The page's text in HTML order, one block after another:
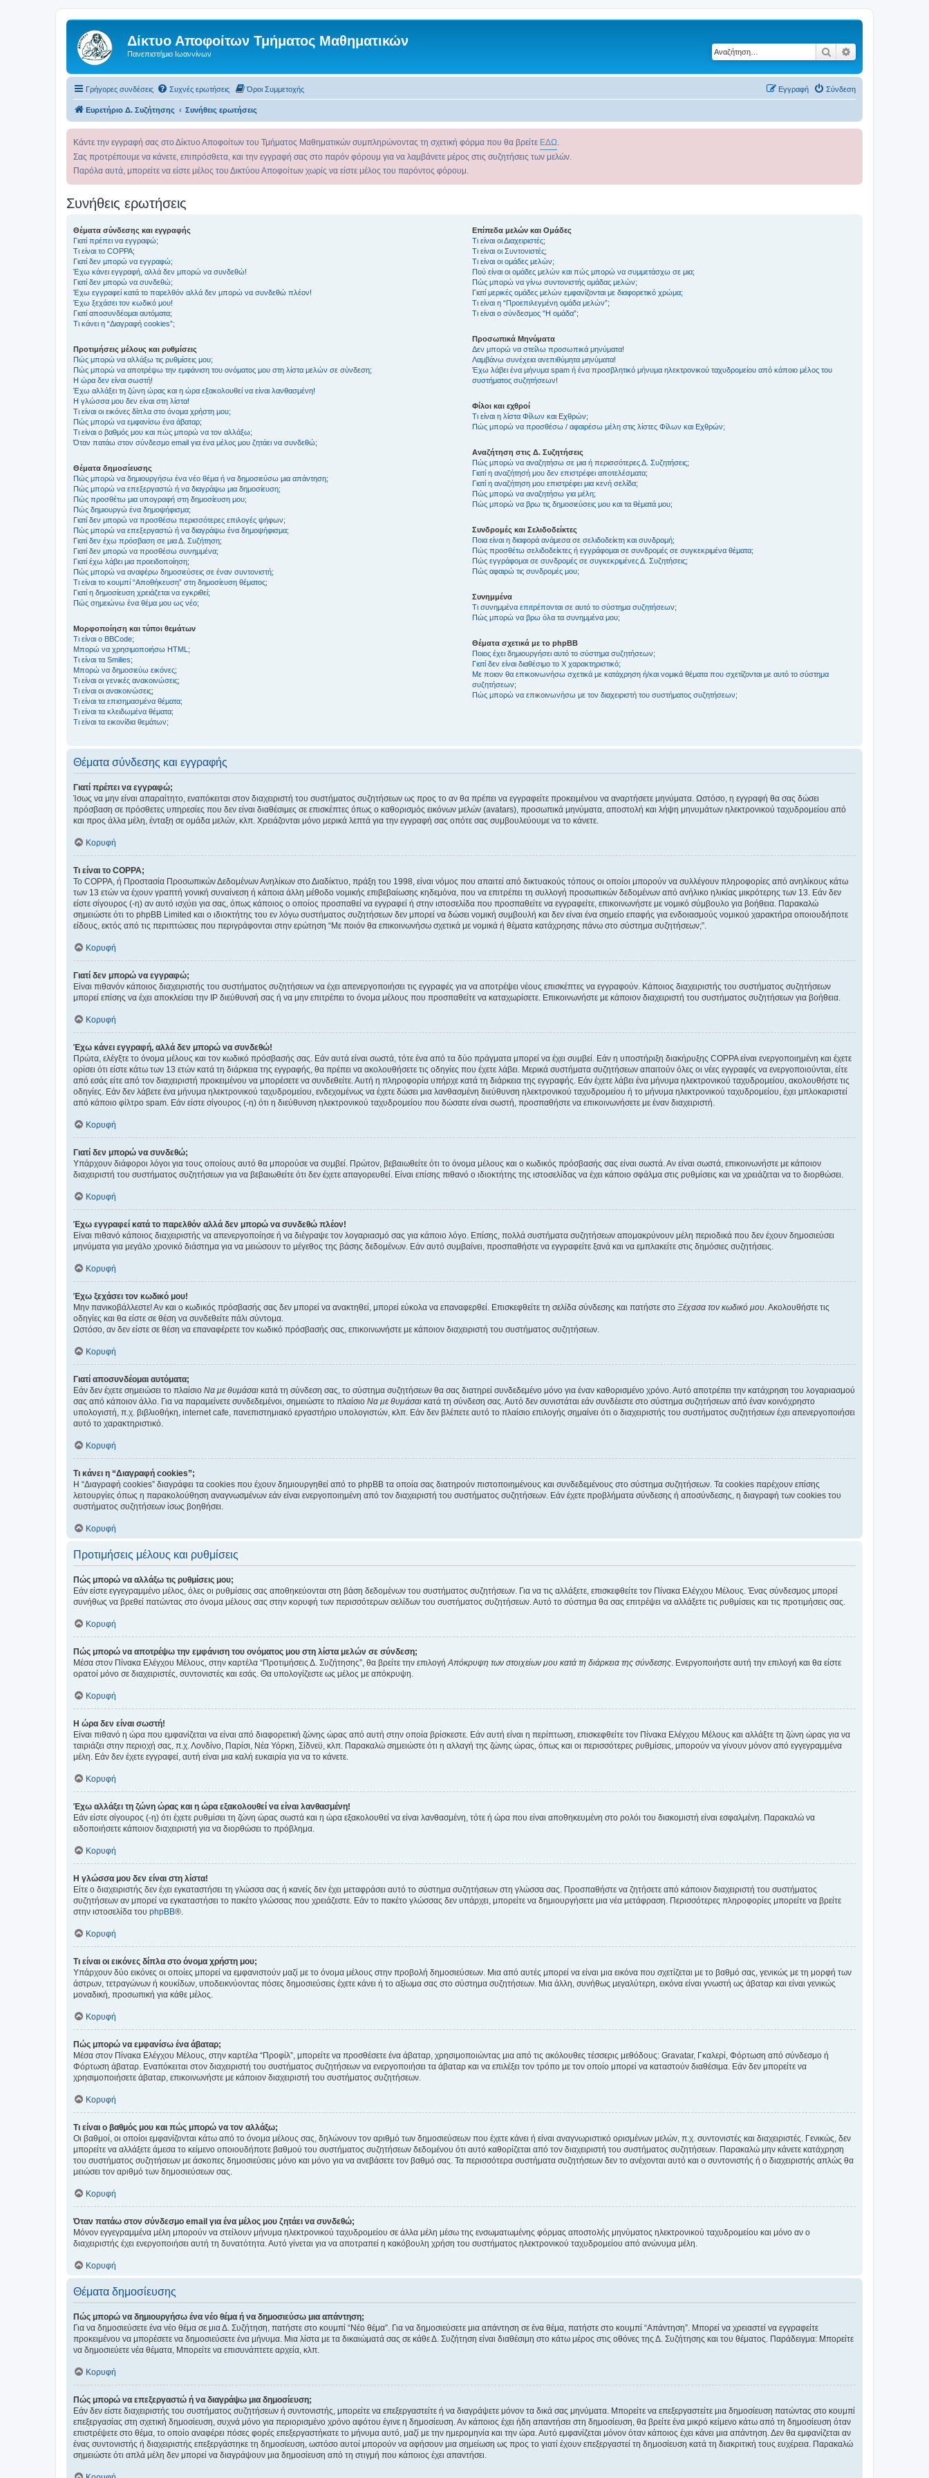
Δίκτυο Αποφοίτων Τμήματος Μαθηματικών
Πανεπιστήμιο Ιωαννίνων Αναζήτηση
Γρήγορες συνδέσεις Συχνές ερωτήσεις Όροι Συμμετοχής Σύνδεση
Εγγραφή
Ευρετήριο Δ. Συζήτησης Συνήθεις ερωτήσεις
Κάντε την εγγραφή σας στο Δίκτυο Αποφοίτων του Τμήματος Μαθηματικών συμπληρώνοντας τη σχετική φόρμα που θα βρείτε ΕΔΩ
Σας προτρέπουμε να κάνετε, επιπρόσθετα, και την εγγραφή σας στο παρόν φόρουμ για να λαμβάνετε μέρος στις συζητήσεις των μελών.
Παρόλα αυτά, μπορείτε να είστε μέλος του Δικτύου Αποφοίτων χωρίς να είστε μέλος του παρόντος φόρουμ.
Συνήθεις ερωτήσεις
Θέματα σύνδεσης και εγγραφής
Γιατί πρέπει να εγγραφώ;
Τι είναι το COPPA;
Γιατί δεν μπορώ να εγγραφώ;
Έχω κάνει εγγραφή, αλλά δεν μπορώ να συνδεθώ!
Γιατί δεν μπορώ να συνδεθώ;
Έχω εγγραφεί κατά το παρελθόν αλλά δεν μπορώ να συνδεθώ πλέον!
Έχω ξεχάσει τον κωδικό μου!
Γιατί αποσυνδέομαι αυτόματα;
Τι κάνει η “Διαγραφή cookies”;
Προτιμήσεις μέλους και ρυθμίσεις
Πώς μπορώ να αλλάξω τις ρυθμίσεις μου;
Πώς μπορώ να αποτρέψω την εμφάνιση του ονόματος μου στη λίστα μελών σε σύνδεση;
Η ώρα δεν είναι σωστή!
Έχω αλλάξει τη ζώνη ώρας και η ώρα εξακολουθεί να είναι λανθασμένη!
Η γλώσσα μου δεν είναι στη λίστα!
Τι είναι οι εικόνες δίπλα στο όνομα χρήστη μου;
Πώς μπορώ να εμφανίσω ένα άβαταρ;
Τι είναι ο βαθμός μου και πώς μπορώ να τον αλλάξω;
Όταν πατάω στον σύνδεσμο email για ένα μέλος μου ζητάει να συνδεθώ;
Θέματα δημοσίευσης
Πώς μπορώ να δημιουργήσω ένα νέο θέμα ή να δημοσιεύσω μια απάντηση;
Πώς μπορώ να επεξεργαστώ ή να διαγράψω μια δημοσίευση;
Πώς προσθέτω μια υπογραφή στη δημοσίευση μου;
Πώς δημιουργώ ένα δημοψήφισμα;
Γιατί δεν μπορώ να προσθέσω περισσότερες επιλογές ψήφων;
Πώς μπορώ να επεξεργαστώ ή να διαγράψω ένα δημοψήφισμα;
Γιατί δεν έχω πρόσβαση σε μια Δ. Συζήτηση;
Γιατί δεν μπορώ να προσθέσω συνημμένα;
Γιατί έχω λάβει μια προειδοποίηση;
Πώς μπορώ να αναφέρω δημοσιεύσεις σε έναν συντονιστή;
Τι είναι το κουμπί “Αποθήκευση” στη δημοσίευση θέματος;
Γιατί η δημοσίευση χρειάζεται να εγκριθεί;
Πώς σημειώνω ένα θέμα μου ως νέο;
Μορφοποίηση και τύποι θεμάτων
Τι είναι ο BBCode;
Μπορώ να χρησιμοποιήσω HTML;
Τι είναι τα Smilies;
Μπορώ να δημοσιεύω εικόνες;
Τι είναι οι γενικές ανακοινώσεις;
Τι είναι οι ανακοινώσεις;
Τι είναι τα επισημασμένα θέματα;
Τι είναι τα κλειδωμένα θέματα;
Τι είναι τα εικονίδια θεμάτων;
Επίπεδα μελών και Ομάδες
Τι είναι οι Διαχειριστές;
Τι είναι οι Συντονιστές;
Τι είναι οι ομάδες μελών;
Πού είναι οι ομάδες μελών και πώς μπορώ να συμμετάσχω σε μια;
Πώς μπορώ να γίνω συντονιστής ομάδας μελών;
Γιατί μερικές ομάδες μελών εμφανίζονται με διαφορετικό χρώμα;
Τι είναι η “Προεπιλεγμένη ομάδα μελών”;
Τι είναι ο σύνδεσμος "Η ομάδα”;
Προσωπικά Μηνύματα
Δεν μπορώ να στείλω προσωπικά μηνύματα!
Λαμβάνω συνέχεια ανεπιθύμητα μηνύματα!
Έχω λάβει ένα μήνυμα spam ή ένα προσβλητικό μήνυμα ηλεκτρονικού ταχυδρομείου από κάποιο μέλος του
συστήματος συζητήσεων!
Φίλοι και εχθροί
Τι είναι η λίστα Φίλων και Εχθρών;
Πώς μπορώ να προσθέσω / αφαιρέσω μέλη στις λίστες Φίλων και Εχθρών;
Αναζήτηση στις Δ. Συζητήσεις
Πώς μπορώ να αναζητήσω σε μια ή περισσότερες Δ. Συζητήσεις;
Γιατί η αναζήτησή μου δεν επιστρέφει αποτελέσματα;
Γιατί η αναζήτηση μου επιστρέφει μια κενή σελίδα;
Πώς μπορώ να αναζητήσω για μέλη;
Πώς μπορώ να βρω τις δημοσιεύσεις μου και τα θέματά μου;
Συνδρομές και Σελιδοδείκτες
Ποια είναι η διαφορά ανάμεσα σε σελιδοδείκτη και συνδρομή;
Πώς προσθέτω σελιδοδείκτες ή εγγράφομαι σε συνδρομές σε συγκεκριμένα θέματα;
Πώς εγγράφομαι σε συνδρομές σε συγκεκριμένες Δ. Συζητήσεις;
Πώς αφαιρώ τις συνδρομές μου;
Συνημμένα
Τι συνημμένα επιτρέπονται σε αυτό το σύστημα συζητήσεων;
Πώς μπορώ να βρω όλα τα συνημμένα μου;
Θέματα σχετικά με το phpBB
Ποιος έχει δημιουργήσει αυτό το σύστημα συζητήσεων;
Γιατί δεν είναι διαθέσιμο το Χ χαρακτηριστικό;
Με ποιον θα επικοινωνήσω σχετικά με κατάχρηση ή/και νομικά θέματα που σχετίζονται με αυτό το σύστημα
συζητήσεων;
Πώς μπορώ να επικοινωνήσω με τον διαχειριστή του συστήματος συζητήσεων;
Θέματα σύνδεσης και εγγραφής
Γιατί πρέπει να εγγραφώ;
Ίσως να μην είναι απαραίτητο, εναπόκειται στον διαχειριστή του συστήματος συζητήσεων ως προς το αν θα πρέπει να εγγραφείτε προκειμένου να αναρτήσετε μηνύματα. Ωστόσο, η εγγραφή θα σας δώσει
πρόσβαση σε πρόσθετες υπηρεσίες που δεν είναι διαθέσιμες σε επισκέπτες όπως ο καθορισμός εικόνων μελών (avatars), προσωπικά μηνύματα, αποστολή και λήψη μηνυμάτων ηλεκτρονικού ταχυδρομείου από
και προς άλλα μέλη, ένταξη σε ομάδα μελών, κλπ. Χρειάζονται μόνο μερικά λεπτά για την εγγραφή σας οπότε σας συμβουλεύουμε να το κάνετε.
Κορυφή
Τι είναι το COPPA;
Το COPPA, ή Προστασία Προσωπικών Δεδομένων Ανηλίκων στο Διαδίκτυο, πράξη του 1998, είναι νόμος που απαιτεί από δικτυακούς τόπους οι οποίοι μπορούν να συλλέγουν πληροφορίες από ανηλίκους κάτω
των 13 ετών να έχουν γραπτή γονική συναίνεση ή κάποια άλλη μέθοδο νομικής επιβεβαίωσης κηδεμόνα, που να επιτρέπει τη συλλογή προσωπικών δεδομένων από ανήλικο ηλικίας μικρότερης των 13. Εάν δεν
είστε σίγουρος (-η) αν αυτό ισχύει για σας, όπως κάποιος ο οποίος προσπαθεί να εγγραφεί ή στην ιστοσελίδα που προσπαθείτε να εγγραφείτε, επικοινωνήστε με νομικό σύμβουλο για βοήθεια. Παρακαλώ
σημειώστε ότι το phpBB Limited και ο ιδιοκτήτης του εν λόγω συστήματος συζητήσεων δεν μπορεί να δώσει νομική συμβουλή και δεν είναι ένα σημείο επαφής για ενδοιασμούς νομικού χαρακτήρα οποιουδήποτε
είδους, εκτός από τις περιπτώσεις που περιγράφονται στην ερώτηση “Με ποιόν θα επικοινωνήσω σχετικά με νομικά ή θέματα κατάχρησης πάνω στο σύστημα συζητήσεων;”.
Κορυφή
Γιατί δεν μπορώ να εγγραφώ;
Είναι πιθανόν κάποιος διαχειριστής του συστήματος συζητήσεων να έχει απενεργοποιήσει τις εγγραφές για να αποτρέψει νέους επισκέπτες να εγγραφούν. Κάποιος διαχειριστής του συστήματος συζητήσεων
μπορεί επίσης να έχει αποκλείσει την IP διεύθυνσή σας ή να μην επιτρέπει το όνομα μέλους που προσπαθείτε να καταχωρίσετε. Επικοινωνήστε με κάποιον διαχειριστή του συστήματος συζητήσεων για βοήθεια.
Κορυφή
Έχω κάνει εγγραφή, αλλά δεν μπορώ να συνδεθώ!
Πρώτα, ελέγξτε το όνομα μέλους και τον κωδικό πρόσβασής σας. Εάν αυτά είναι σωστά, τότε ένα από τα δύο πράγματα μπορεί να έχει συμβεί. Εάν η υποστήριξη διακήρυξης COPPA είναι ενεργοποιημένη και έχετε
ορίσει ότι είστε κάτω των 13 ετών κατά τη διάρκεια της εγγραφής, θα πρέπει να ακολουθήσετε τις οδηγίες που έχετε λάβει. Μερικά συστήματα συζητήσεων απαιτούν όλες οι νέες εγγραφές να ενεργοποιούνται, είτε
από εσάς είτε από τον διαχειριστή προκειμένου να μπορέσετε να συνδεθείτε. Αυτή η πληροφορία υπήρχε κατά τη διάρκεια της εγγραφής. Εάν έχετε λάβει ένα μήνυμα ηλεκτρονικού ταχυδρομείου, ακολουθήστε τις
οδηγίες. Εάν δεν λάβετε ένα μήνυμα ηλεκτρονικού ταχυδρομείου, ενδεχομένως να έχετε δώσει μια λανθασμένη διεύθυνση ηλεκτρονικού ταχυδρομείου ή το μήνυμα ηλεκτρονικού ταχυδρομείου, έχει μπλοκαριστεί
από κάποιο φίλτρο spam. Εάν είστε σίγουρος (-η) ότι η διεύθυνση ηλεκτρονικού ταχυδρομείου που δώσατε είναι σωστή, προσπαθήστε να επικοινωνήσετε με έναν διαχειριστή.
Κορυφή
Γιατί δεν μπορώ να συνδεθώ;
Υπάρχουν διάφοροι λόγοι για τους οποίους αυτό θα μπορούσε να συμβεί. Πρώτον, βεβαιωθείτε ότι το όνομα μέλους και ο κωδικός πρόσβασής σας είναι σωστά. Αν είναι σωστά, επικοινωνήστε με κάποιον
διαχειριστή του συστήματος συζητήσεων για να βεβαιωθείτε ότι δεν έχετε απαγορευθεί. Είναι επίσης πιθανό ο ιδιοκτήτης της ιστοσελίδας να έχει κάποιο σφάλμα στις ρυθμίσεις και να χρειάζεται να το διορθώσει.
Κορυφή
Έχω εγγραφεί κατά το παρελθόν αλλά δεν μπορώ να συνδεθώ πλέον!
Είναι πιθανό κάποιος διαχειριστής να απενεργοποίησε ή να διέγραψε τον λογαριασμό σας για κάποιο λόγο. Επίσης, πολλά συστήματα συζητήσεων απομακρύνουν μέλη περιοδικά που δεν έχουν δημοσιεύσει
μηνύματα για μεγάλο χρονικό διάστημα για να μειώσουν το μέγεθος της βάσης δεδομένων. Εάν αυτό συμβαίνει, προσπαθήστε να εγγραφείτε ξανά και να εμπλακείτε στις δημόσιες συζητήσεις.
Κορυφή
Έχω ξεχάσει τον κωδικό μου!
Μην πανικοβάλλεστε! Αν και ο κωδικός πρόσβασής σας δεν μπορεί να ανακτηθεί, μπορεί εύκολα να επαναφερθεί. Επισκεφθείτε τη σελίδα σύνδεσης και πατήστε στο Ξέχασα τον κωδικό μου . Ακολουθήστε τις
οδηγίες και θα είστε σε θέση να συνδεθείτε πάλι σύντομα.
Ωστόσο, αν δεν είστε σε θέση να επαναφέρετε τον κωδικό πρόσβασής σας, επικοινωνήστε με κάποιον διαχειριστή του συστήματος συζητήσεων.
Κορυφή
Γιατί αποσυνδέομαι αυτόματα;
Εάν δεν έχετε σημειώσει το πλαίσιο Να με θυμάσαι κατά τη σύνδεση σας, το σύστημα συζητήσεων θα σας διατηρεί συνδεδεμένο μόνο για έναν καθορισμένο χρόνο. Αυτό αποτρέπει την κατάχρηση του λογαριασμού
σας από κάποιον άλλο. Για να παραμείνετε συνδεδεμένοι, σημειώστε το πλαίσιο Να με θυμάσαι κατά τη σύνδεση σας. Αυτό δεν συνιστάται εάν συνδέεστε στο σύστημα συζητήσεων από έναν κοινόχρηστο
υπολογιστή, π.χ. βιβλιοθήκη, internet cafe, πανεπιστημιακό εργαστήριο υπολογιστών, κλπ. Εάν δεν βλέπετε αυτό το πλαίσιο επιλογής σημαίνει ότι ο διαχειριστής του συστήματος συζητήσεων έχει απενεργοποιήσει
αυτό το χαρακτηριστικό.
Κορυφή
Τι κάνει η “Διαγραφή cookies”;
Η “Διαγραφή cookies” διαγράφει τα cookies που έχουν δημιουργηθεί από το phpBB τα οποία σας διατηρούν πιστοποιημένους και συνδεδεμένους στο σύστημα συζητήσεων. Τα cookies παρέχουν επίσης
λειτουργίες όπως η παρακολούθηση αναγνωσμένων εάν είναι ενεργοποιημένη από τον διαχειριστή του συστήματος συζητήσεων. Εάν έχετε προβλήματα σύνδεσης ή αποσύνδεσης, η διαγραφή των cookies του
συστήματος συζητήσεων ίσως βοηθήσει.
Κορυφή
Προτιμήσεις μέλους και ρυθμίσεις
Πώς μπορώ να αλλάξω τις ρυθμίσεις μου;
Εάν είστε εγγεγραμμένο μέλος, όλες οι ρυθμίσεις σας αποθηκεύονται στη βάση δεδομένων του συστήματος συζητήσεων. Για να τις αλλάξετε, επισκεφθείτε τον Πίνακα Ελέγχου Μέλους. Ένας σύνδεσμος μπορεί
συνήθως να βρεθεί πατώντας στο όνομα μέλους σας στην κορυφή των περισσότερων σελίδων του συστήματος συζητήσεων. Αυτό το σύστημα θα σας επιτρέψει να αλλάξετε τις ρυθμίσεις και τις προτιμήσεις σας.
Κορυφή
Πώς μπορώ να αποτρέψω την εμφάνιση του ονόματος μου στη λίστα μελών σε σύνδεση;
Μέσα στον Πίνακα Ελέγχου Μέλους, στην καρτέλα “Προτιμήσεις Δ. Συζήτησης”, θα βρείτε την επιλογή Απόκρυψη των στοιχείων μου κατά τη διάρκεια της σύνδεσης . Ενεργοποιήστε αυτή την επιλογή και θα είστε
ορατοί μόνο σε διαχειριστές, συντονιστές και εσάς. Θα υπολογίζεστε ως μέλος με απόκρυψη.
Κορυφή
Η ώρα δεν είναι σωστή!
Είναι πιθανό η ώρα που εμφανίζεται να είναι από διαφορετική ζώνης ώρας από αυτή στην οποία βρίσκεστε. Εάν αυτή είναι η περίπτωση, επισκεφθείτε τον Πίνακα Ελέγχου Μέλους και αλλάξτε τη ζώνη ώρας για να
ταιριάζει στην περιοχή σας, π.χ. Λονδίνο, Παρίσι, Νέα Υόρκη, Σίδνεϋ, κλπ. Παρακαλώ σημειώστε ότι η αλλαγή της ζώνης ώρας, όπως και οι περισσότερες ρυθμίσεις, μπορούν να γίνουν μόνον από εγγεγραμμένα
μέλη. Εάν δεν έχετε εγγραφεί, αυτή είναι μια καλή ευκαιρία για να το κάνετε.
Κορυφή
Έχω αλλάξει τη ζώνη ώρας και η ώρα εξακολουθεί να είναι λανθασμένη!
Εάν είστε σίγουρος (-η) ότι έχετε ρυθμίσει τη ζώνη ώρας σωστά και η ώρα εξακολουθεί να είναι λανθασμένη, τότε ή ώρα που είναι αποθηκευμένη στο ρολόι του διακομιστή είναι εσφαλμένη. Παρακαλώ να
ειδοποιήσετε κάποιον διαχειριστή για να διορθώσει το πρόβλημα.
Κορυφή
Η γλώσσα μου δεν είναι στη λίστα!
Είτε ο διαχειριστής δεν έχει εγκαταστήσει τη γλώσσα σας ή κανείς δεν έχει μεταφράσει αυτό το σύστημα συζητήσεων στη γλώσσα σας. Προσπαθήστε να ζητήσετε από κάποιον διαχειριστή του συστήματος
συζητήσεων αν μπορεί να εγκαταστήσει το πακέτο γλώσσας που χρειάζεστε. Εάν το πακέτο γλώσσας δεν υπάρχει, μπορείτε να δημιουργήσετε μια νέα μετάφραση. Περισσότερες πληροφορίες μπορείτε να βρείτε
στην ιστοσελίδα του phpBB®.
Κορυφή
Τι είναι οι εικόνες δίπλα στο όνομα χρήστη μου;
Υπάρχουν δύο εικόνες οι οποίες μπορεί να εμφανιστούν μαζί με το όνομα μέλους στην προβολή δημοσιεύσεων. Μια από αυτές μπορεί να είναι μια εικόνα που σχετίζεται με το βαθμό σας, γενικώς με τη μορφή των
άστρων, τετραγώνων ή κουκίδων, υποδεικνύοντας πόσες δημοσιεύσεις έχετε κάνει ή το αξίωμα σας στο σύστημα συζητήσεων. Μια άλλη, συνήθως μεγαλύτερη, εικόνα είναι γνωστή ως άβαταρ και είναι γενικώς
μοναδική, προσωπική για κάθε μέλος.
Κορυφή
Πώς μπορώ να εμφανίσω ένα άβαταρ;
Μέσα στον Πίνακα Ελέγχου Μέλους, στην καρτέλα “Προφίλ”, μπορείτε να προσθέσετε ένα άβαταρ, χρησιμοποιώντας μια από τις ακόλουθες τέσσερις μεθόδους: Gravatar, Γκαλερί, Φόρτωση από σύνδεσμο ή
Φόρτωση άβαταρ. Εναπόκειται στον διαχειριστή του συστήματος συζητήσεων να ενεργοποιήσει τα άβαταρ και να επιλέξει τον τρόπο με τον οποίο μπορεί να καταστούν διαθέσιμα. Εάν δεν μπορείτε να
χρησιμοποιήσετε άβαταρ, επικοινωνήστε με κάποιον διαχειριστή του συστήματος συζητήσεων.
Κορυφή
Τι είναι ο βαθμός μου και πώς μπορώ να τον αλλάξω;
Οι βαθμοί, οι οποίοι εμφανίζονται κάτω από το όνομα μέλους σας, δηλώνουν τον αριθμό των δημοσιεύσεων που έχετε κάνει ή είναι αναγνωριστικό ορισμένων μελών, π.χ. συντονιστές και διαχειριστές. Γενικώς, δεν
μπορείτε να αλλάξετε άμεσα το κείμενο οποιουδήποτε βαθμού του συστήματος συζητήσεων δεδομένου ότι αυτό καθορίζεται από τον διαχειριστή του συστήματος συζητήσεων. Παρακαλώ μην κάνετε κατάχρηση
του συστήματος συζητήσεων με άσκοπες δημοσιεύσεις μόνο και μόνο για να ανεβάσετε τον βαθμό σας. Τα περισσότερα συστήματα συζητήσεων δεν το ανέχονται αυτό και ο συντονιστής ή ο διαχειριστής απλώς θα
μειώσει τον αριθμό των δημοσιεύσεων σας.
Κορυφή
Όταν πατάω στον σύνδεσμο email για ένα μέλος μου ζητάει να συνδεθώ;
Μόνον εγγεγραμμένα μέλη μπορούν να στείλουν μήνυμα ηλεκτρονικού ταχυδρομείου σε άλλα μέλη μέσω της ενσωματωμένης φόρμας αποστολής μηνύματος ηλεκτρονικού ταχυδρομείου και μόνο αν ο
διαχειριστής έχει ενεργοποιήσει αυτή τη δυνατότητα. Αυτό γίνεται για να αποτραπεί η κακόβουλη χρήση του συστήματος ηλεκτρονικού ταχυδρομείου από ανώνυμα μέλη.
Κορυφή
Θέματα δημοσίευσης
Πώς μπορώ να δημιουργήσω ένα νέο θέμα ή να δημοσιεύσω μια απάντηση;
Για να δημοσιεύσετε ένα νέο θέμα σε μια Δ. Συζήτηση, πατήστε στο κουμπί “Νέο θέμα”. Για να δημοσιεύσετε μια απάντηση σε ένα θέμα, πατήστε στο κουμπί “Απάντηση”. Μπορεί να χρειαστεί να εγγραφείτε
προκειμένου να μπορέσετε να δημοσιεύσετε ένα μήνυμα. Μια λίστα με τα δικαιώματά σας σε κάθε Δ. Συζήτηση είναι διαθέσιμη στο κάτω μέρος στις οθόνες της Δ. Συζήτησης και του θέματος. Παράδειγμα: Μπορείτε
να δημοσιεύετε νέα θέματα, Μπορείτε να επισυνάπτετε αρχεία, κλπ.
Κορυφή
Πώς μπορώ να επεξεργαστώ ή να διαγράψω μια δημοσίευση;
Εάν δεν είστε διαχειριστής του συστήματος συζητήσεων ή συντονιστής, μπορείτε να επεξεργαστείτε ή να διαγράψετε μόνον τα δικά σας μηνύματα. Μπορείτε να επεξεργαστείτε μια δημοσίευση πατώντας στο κουμπί
επεξεργασίας στη σχετική δημοσίευση, συχνά μόνο για περιορισμένο χρόνο αφότου έγινε η δημοσίευση. Αν κάποιος έχει ήδη απαντήσει στη δημοσίευση, θα βρείτε ένα μικρό κείμενο κάτω από τη δημοσίευση όταν
επιστρέψετε στο θέμα, το οποίο αναφέρει πόσες φορές επεξεργαστήκατε το μήνυμα αυτό, μαζί με την ημερομηνία και την ώρα. Αυτό εμφανίζεται μόνον όταν κάποιος έχει κάνει μια απάντηση. Δεν θα εμφανίζεται αν
ένας συντονιστής ή διαχειριστής επεξεργάστηκε τη δημοσίευση, ωστόσο αυτοί μπορούν να αφήσουν μια σημείωση ως προς το γιατί έχουν επεξεργαστεί τη δημοσίευση κατά τη διακριτική τους ευχέρεια. Παρακαλώ
σημειώστε ότι απλά μέλη δεν μπορεί να διαγράψουν μια δημοσίευση από τη στιγμή που κάποιος έχει απαντήσει.